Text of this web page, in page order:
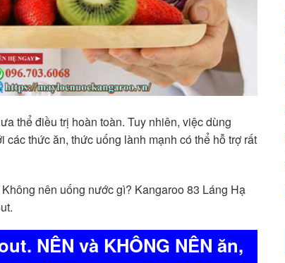
thể điều trị hoàn toàn. Tuy nhiên, việc dùng
thức ăn, thức uống lành mạnh có thể hỗ trợ rất
nên uống nước gì? Kangaroo 83 Láng Hạ
NÊN và KHÔNG NÊN ăn,